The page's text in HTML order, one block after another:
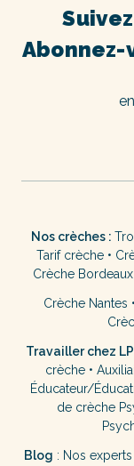
Abonnez-
Nos crèches :
Tarif crèche •
Crèche Bordeaux
Crèche Nantes •
Travailler chez
crèche•
Éducateur/
de crèche
Blog : Nos